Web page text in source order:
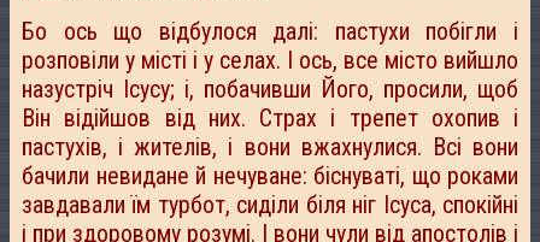
Бо ось що відбулося далі: пастухи побігли і
розповіли у місті і у селах. І ось, все місто вийшло
назустріч Ісусу; і, побачивши Його, просили, щоб
Він відійшов від них. Страх і трепет охопив і
пастухів, і жителів, і вони вжахнулися. Всі вони
бачили невидане й нечуване: біснуваті, що роками
завдавали їм турбот, сиділи біля ніг Ісуса, спокійні
і при здоровому розумі. І вони чули від апостолів і